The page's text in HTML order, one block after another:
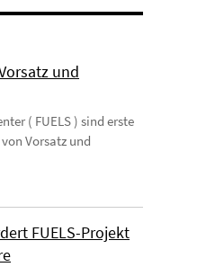
und
( FUELS ) sind erste
Vorsatz und
FUELS-Projekt